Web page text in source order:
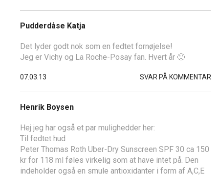
Pudderdåse Katja
Det lyder godt nok som en fedtet fornøjelse!
Jeg er Vichy og La Roche-Posay fan. Hvert år 🙂
07.03.13 SVAR PÅ KOMMENTAR
Henrik Boysen
Hej jeg har også et par mulighedder her:
Til fedtet hud
Peter Thomas Roth Uber-Dry Sunscreen SPF 30 ca 150
kr for 118 ml føles virkelig som at have intet på. Den
indeholder også en smule antioxidanter i form af A,C,E